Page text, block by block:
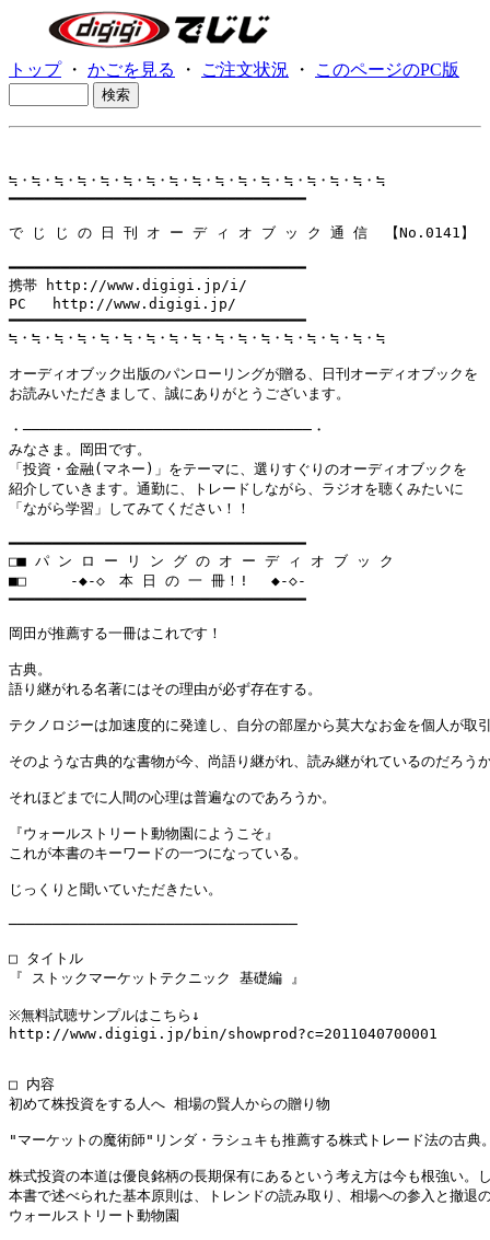
トップ・ かごを見る ・ ご注文状況 ・ このページのPC版
≒・≒・≒・≒・≒・≒・≒・≒・≒・≒・≒・≒・≒・≒・≒・≒・≒
━━━━━━━━━━━━━━━━━━━━━━━━━━━━━━━━━━
で じ じ の 日 刊 オ ー デ ィ オ ブ ッ ク 通 信  【No.0141】
━━━━━━━━━━━━━━━━━━━━━━━━━━━━━━━━━━
携帯 http://www.digigi.jp/i/
PC   http://www.digigi.jp/
━━━━━━━━━━━━━━━━━━━━━━━━━━━━━━━━━━
≒・≒・≒・≒・≒・≒・≒・≒・≒・≒・≒・≒・≒・≒・≒・≒・≒
オーディオブック出版のパンローリングが贈る、日刊オーディオブックを
お読みいただきまして、誠にありがとうございます。
・─────────────────────────────────・
みなさま。岡田です。
「投資・金融(マネー)」をテーマに、選りすぐりのオーディオブックを
紹介していきます。通勤に、トレードしながら、ラジオを聴くみたいに
「ながら学習」してみてください！！
━━━━━━━━━━━━━━━━━━━━━━━━━━━━━━━━━━
□■ パ ン ロ ー リ ン グ の オ ー デ ィ オ ブ ッ ク
■□     -◆-◇　本 日 の 一 冊！! 　◆-◇-
━━━━━━━━━━━━━━━━━━━━━━━━━━━━━━━━━━
岡田が推薦する一冊はこれです！
古典。
語り継がれる名著にはその理由が必ず存在する。
テクノロジーは加速度的に発達し、自分の部屋から莫大なお金を個人が
そのような古典的な書物が今、尚語り継がれ、読み継がれているのだろう
それほどまでに人間の心理は普遍なのであろうか。
『ウォールストリート動物園にようこそ』
これが本書のキーワードの一つになっている。
じっくりと聞いていただきたい。
─────────────────────────────────
□ タイトル
『 ストックマーケットテクニック 基礎編 』
※無料試聴サンプルはこちら↓
http://www.digigi.jp/bin/showprod?c=2011040700001
□ 内容
初めて株投資をする人へ 相場の賢人からの贈り物
"マーケットの魔術師"リンダ・ラシュキも推薦する株式トレード法の古典
株式投資の本道は優良銘柄の長期保有にあるという考え方は今も根強い
本書で述べられた基本原則は、トレンドの読み取り、相場への参入と撤
ウォールストリート動物園